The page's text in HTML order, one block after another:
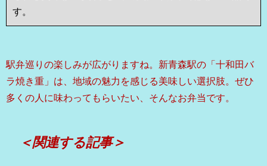
す。
駅弁巡りの楽しみが広がりますね。新青森駅の「十和田バ
ラ焼き重」は、地域の魅力を感じる美味しい選択肢。ぜひ
多くの人に味わってもらいたい、そんなお弁当です。
＜関連する記事＞